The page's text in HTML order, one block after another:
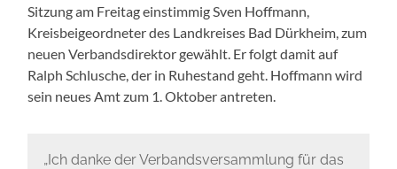
Sitzung am Freitag einstimmig Sven Hoffmann,
Kreisbeigeordneter des Landkreises Bad Dürkheim, zum
neuen Verbandsdirektor gewählt. Er folgt damit auf
Ralph Schlusche, der in Ruhestand geht. Hoffmann wird
sein neues Amt zum 1. Oktober antreten.
„Ich danke der Verbandsversammlung für das